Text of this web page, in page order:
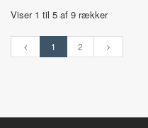
Viser 1 til 5 af 9 rækker
1 2